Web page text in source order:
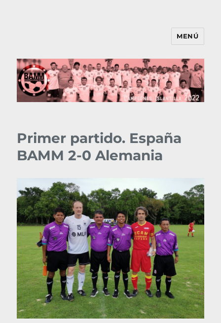
MENÚ
Primer partido. España
BAMM 2-0 Alemania